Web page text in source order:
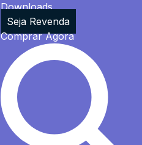
Downloads
Seja Revenda
Comprar Agora